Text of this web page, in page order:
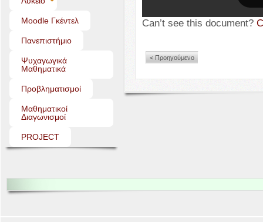
Moo­dle Γκέντελ
Πανεπιστήμιο
Ψυχαγωγικά
Μαθηματικά
Προβληματισμοί
Μαθηματικοί
Διαγωνισμοί
PROJECT
Can’t see this doc­u­ment?
< Προηγούμενο